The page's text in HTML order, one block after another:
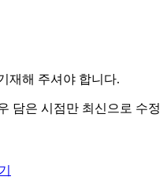
재해 주셔야 합니다.
담은 시점만 최신으로 수정